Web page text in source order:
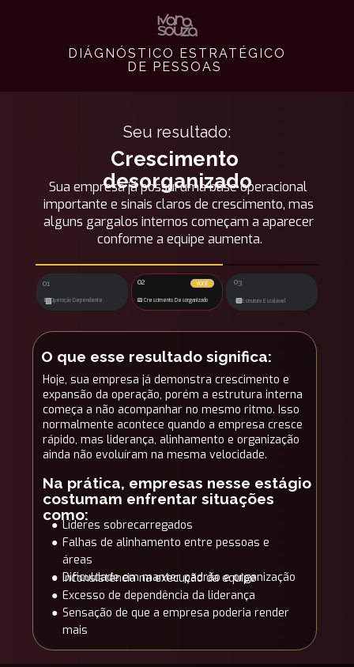
DIÁGNÓSTICO ESTRATÉGICO
DE PESSOAS
Seu resultado:
Crescimento
desorganizado
Sua empresa já possui uma base operacional
importante e sinais claros de crescimento, mas
alguns gargalos internos começam a aparecer
conforme a equipe aumenta.
02 03
VOCÊ
01
🟨 Crescimento Desorganizado 🟩 Estrutura Escalável
🟥 Operação Dependente
O que esse resultado significa:
Hoje, sua empresa já demonstra crescimento e
expansão da operação, porém a estrutura interna
começa a não acompanhar no mesmo ritmo. Isso
normalmente acontece quando a empresa cresce
rápido, mas liderança, alinhamento e organização
ainda não evoluíram na mesma velocidade.
Na prática, empresas nesse estágio
costumam enfrentar situações
como:
Líderes sobrecarregados
Falhas de alinhamento entre pessoas e
áreas
Inconsistência na execução da equipe
Excesso de dependência da liderança
Sensação de que a empresa poderia render
mais